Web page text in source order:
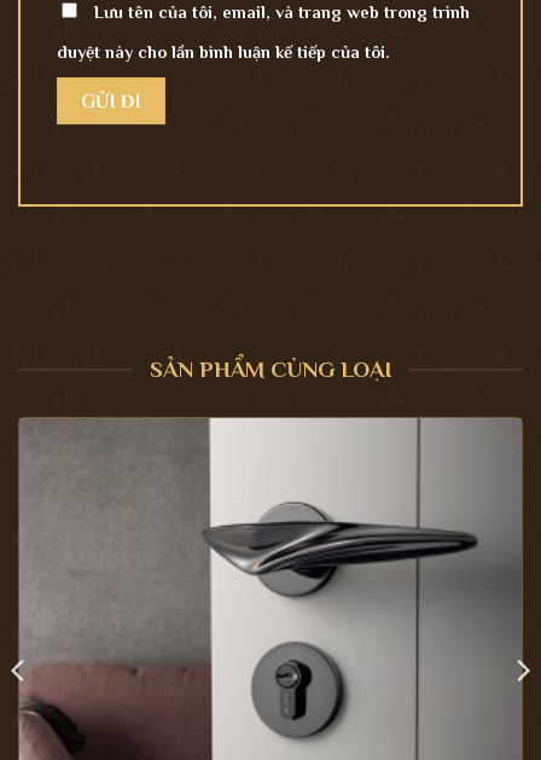
Lưu tên của tôi, email, và trang web trong trình
duyệt này cho lần bình luận kế tiếp của tôi.
SẢN PHẨM CÙNG LOẠI